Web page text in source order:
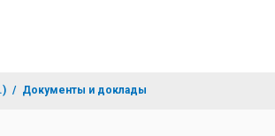
Документы и доклады